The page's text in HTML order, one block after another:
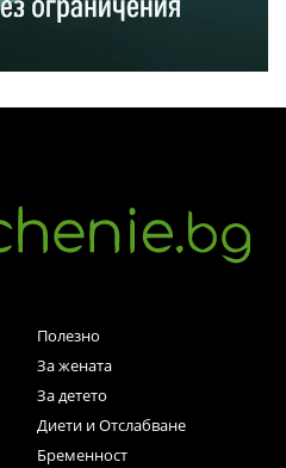
Полезно
За жената
За детето
Диети и Отслабване
Бременност